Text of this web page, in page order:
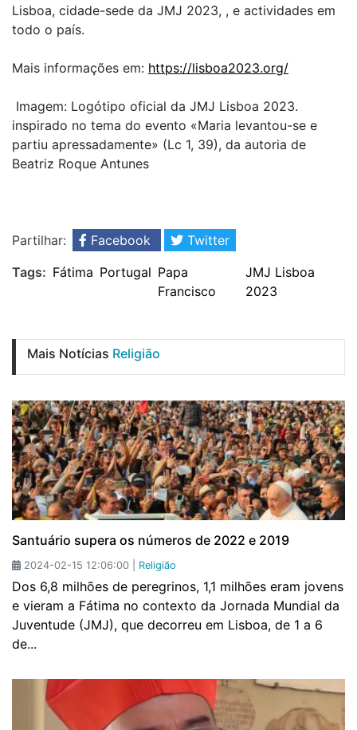
Lisboa, cidade-sede da JMJ 2023, , e actividades em
todo o país.
Mais informações em: https://lisboa2023.org/
Imagem: Logótipo oficial da JMJ Lisboa 2023.
inspirado no tema do evento «Maria levantou-se e
partiu apressadamente» (Lc 1, 39), da autoria de
Beatriz Roque Antunes
Partilhar: Facebook
Twitter
Tags: Fátima Portugal Papa
Francisco
JMJ Lisboa
2023
Mais Notícias Religião
Santuário supera os números de 2022 e 2019
2024-02-15 12:06:00 | Religião
Dos 6,8 milhões de peregrinos, 1,1 milhões eram jovens
e vieram a Fátima no contexto da Jornada Mundial da
Juventude (JMJ), que decorreu em Lisboa, de 1 a 6
de...